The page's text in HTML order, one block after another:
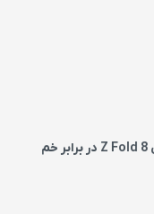
مقاومت شگفت‌انگیز گلکسی Z Fold 8 در برابر خم